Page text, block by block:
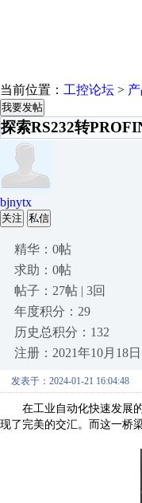
当前位置： 工控论坛 >
我要发帖
探索RS232转
bjnytx
关注 私信
精华：0帖
求助：0帖
帖子：27帖 | 3回
年度积分：29
历史总积分：132
注册：2021年10月18日
发表于：2024-01-21 16:04:48
在工业自动化快速发展
现了完美的交汇。而这一桥